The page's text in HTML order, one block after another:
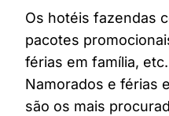
Os hotéis fazendas
pacotes
férias em família,
Namorados e férias
são os mais